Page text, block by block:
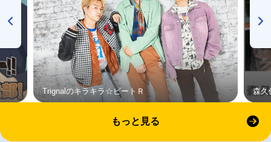
Trignalのキラキラ☆ビートＲ 森久
もっと見る